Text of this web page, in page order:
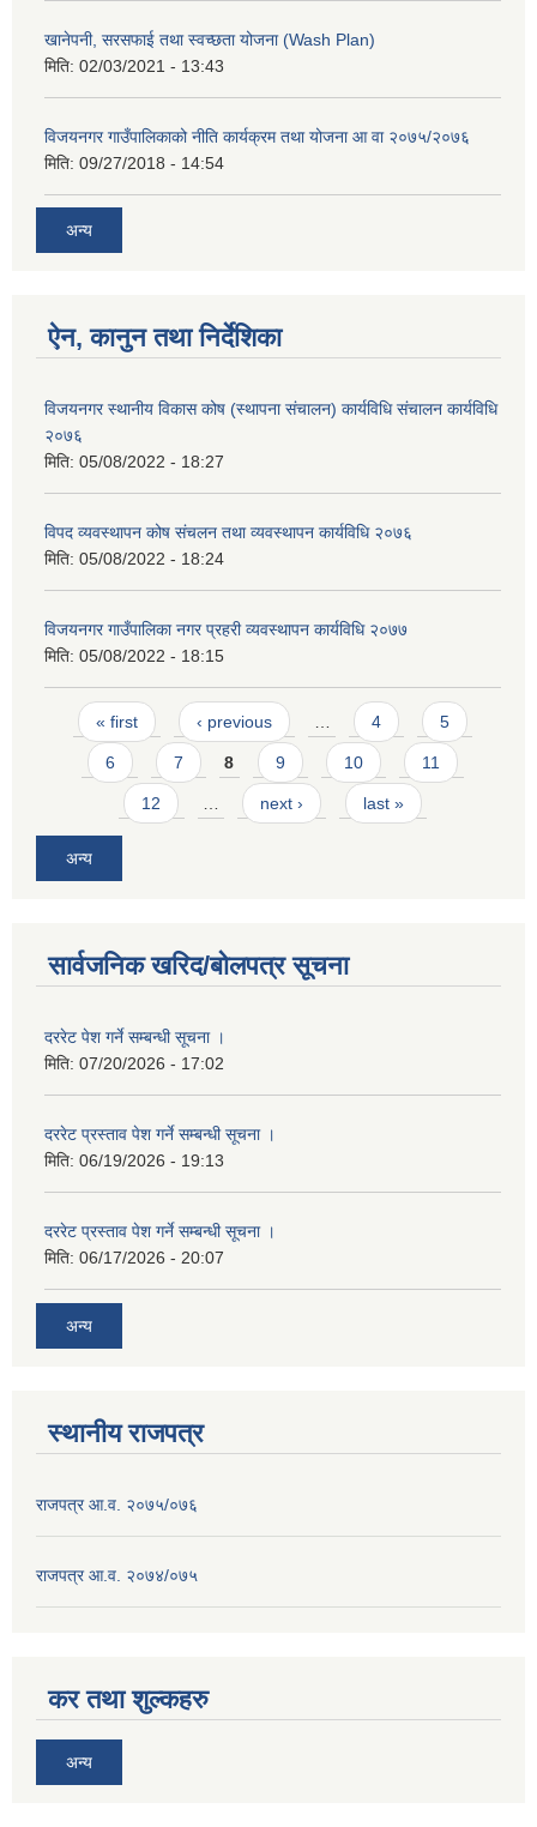
खानेपनी, सरसफाई तथा स्वच्छता योजना (Wash Plan)
मिति: 02/03/2021 - 13:43
विजयनगर गाउँपालिकाको नीति कार्यक्रम तथा योजना आ वा २०७५/२०७६
मिति: 09/27/2018 - 14:54
अन्य
ऐन, कानुन तथा निर्देशिका
विजयनगर स्थानीय विकास कोष (स्थापना संचालन) कार्यविधि संचालन कार्यविधि
२०७६
मिति: 05/08/2022 - 18:27
विपद व्यवस्थापन कोष संचलन तथा व्यवस्थापन कार्यविधि २०७६
मिति: 05/08/2022 - 18:24
विजयनगर गाउँपालिका नगर प्रहरी व्यवस्थापन कार्यविधि २०७७
मिति: 05/08/2022 - 18:15
Pages
« first ‹ previous 4 5
6 7 8 9 10 11
12 next › last »
अन्य
सार्वजनिक खरिद/बोलपत्र सूचना
दररेट पेश गर्ने सम्बन्धी सूचना ।
मिति: 07/20/2026 - 17:02
दररेट प्रस्ताव पेश गर्ने सम्बन्धी सूचना ।
मिति: 06/19/2026 - 19:13
दररेट प्रस्ताव पेश गर्ने सम्बन्धी सूचना ।
मिति: 06/17/2026 - 20:07
अन्य
स्थानीय राजपत्र
राजपत्र आ.व. २०७५/०७६
राजपत्र आ.व. २०७४/०७५
कर तथा शुल्कहरु
अन्य